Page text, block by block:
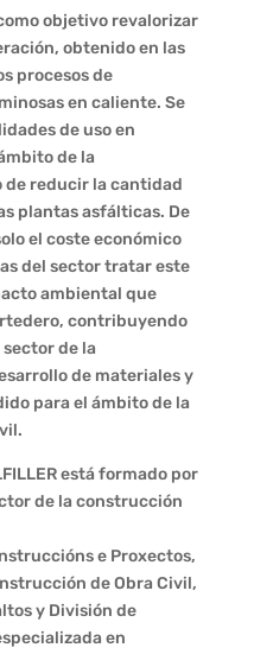
objetivo revalorizar
obtenido en las
procesos de
en caliente. Se
de uso en
de la
reducir la cantidad
plantas asfálticas. De
el coste económico
del sector tratar este
ambiental que
contribuyendo
de la
de materiales y
para el ámbito de la
está formado por
de la construcción
e Proxectos,
de Obra Civil,
y División de
en